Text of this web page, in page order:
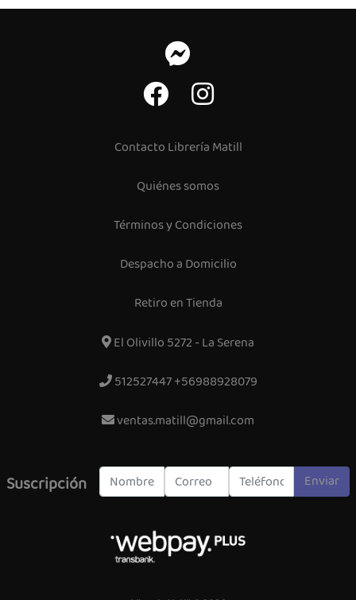
Contacto Librería Matill
Quiénes somos
Términos y Condiciones
Despacho a Domicilio
Retiro en Tienda
El Olivillo 5272 - La Serena
512527447 +56988928079
ventas.matill@gmail.com
Suscripción Enviar